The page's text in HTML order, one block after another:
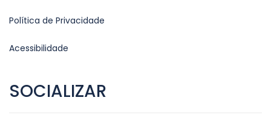
Política de Privacidade
Acessibilidade
SOCIALIZAR